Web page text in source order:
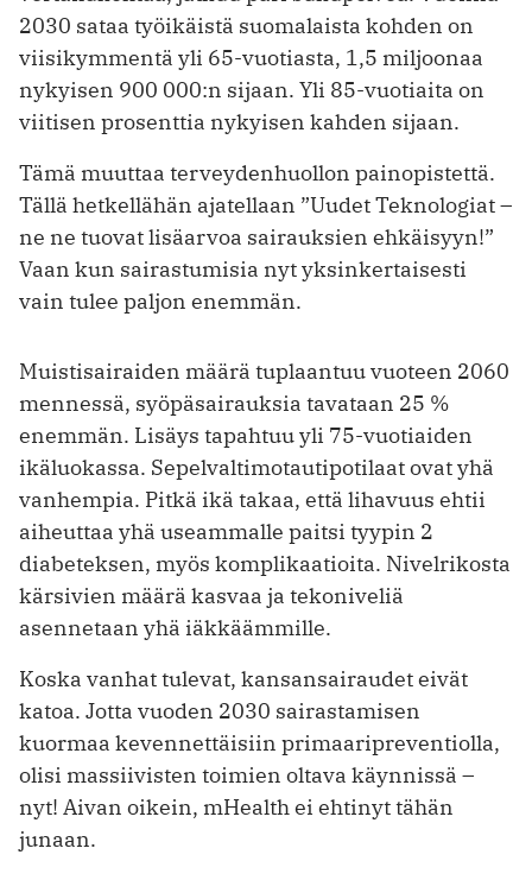
2030 sataa työikäistä suomalaista kohden on
viisikymmentä yli 65-vuotiasta, 1,5 miljoonaa
nykyisen 900 000:n sijaan. Yli 85-vuotiaita on
viitisen prosenttia nykyisen kahden sijaan.
Tämä muuttaa terveydenhuollon painopistettä.
Tällä hetkellähän ajatellaan ”Uudet Teknologiat –
ne ne tuovat lisäarvoa sairauksien ehkäisyyn!”
Vaan kun sairastumisia nyt yksinkertaisesti
vain tulee paljon enemmän.
Muistisairaiden määrä tuplaantuu vuoteen 2060
mennessä, syöpäsairauksia tavataan 25 %
enemmän. Lisäys tapahtuu yli 75-vuotiaiden
ikäluokassa. Sepelvaltimotauti­potilaat ovat yhä
vanhempia. Pitkä ikä takaa, että lihavuus ehtii
aiheuttaa yhä useammalle paitsi tyypin 2
diabeteksen, myös komplikaatioita. Nivelrikosta
kärsivien määrä kasvaa ja tekoniveliä
asennetaan yhä iäkkäämmille.
Koska vanhat tulevat, kansansairaudet eivät
katoa. Jotta vuoden 2030 sairastamisen
kuormaa kevennettäisiin primaaripreventiolla,
olisi massiivisten toimien oltava käynnissä –
nyt! Aivan oikein, mHealth ei ehtinyt tähän
junaan.